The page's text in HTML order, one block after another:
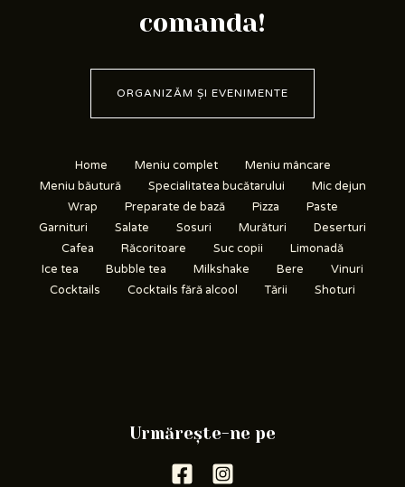
comanda!
ORGANIZĂM ȘI EVENIMENTE
Home Meniu complet
Meniu mâncare
Meniu băutură
Specialitatea bucătarului
Mic dejun
Wrap
Preparate de bază Pizza
Paste
Garnituri
Salate Sosuri Murături
Deserturi
Cafea
Răcoritoare Suc copii
Limonadă
Ice tea
Bubble tea Milkshake Bere
Vinuri
Cocktails
Cocktails fără alcool Tării Shoturi
Urmărește-ne pe